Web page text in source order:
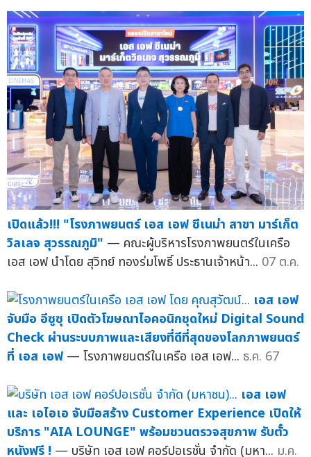
เปิดแล้ว!!! "โรงภาพยนตร์ เอส เอฟ ซีเนม่า สาขา มาร์เก็ต
วิลเลจ สุวรรณภูมิ" — คณะผู้บริหารโรงภาพยนตร์ในเครือ
เอส เอฟ นำโดย สุวิทย์ ทองร่มโพธิ์ ประธานเจ้าหน้า... 07 ต.ค.
เอส เอฟ
จับมือ อีซูซุ เปิดตัวโฆษณาไอคอนิกชุดใหม่ Digital Sound
Check ผ่านระบบภาพและเสียงที่ดีที่สุดของโลกภาพยนตร์
ที่ เอส เอฟ — โรงภาพยนตร์ในเครือ เอส เอฟ... ธ.ค. 67
เอส เอฟ
และ เอไอเอ จับมือสร้าง Customer Experience เปิดให้
บริการ "AIA LOUNGE" พร้อมชวนตรวจสุขภาพ รับตั๋ว
หนังฟรี ! — บริษัท เอส เอฟ คอร์ปอเรชั่น จำกัด (มหา... ม.ค.